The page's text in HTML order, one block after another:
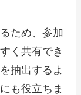
ため、参加
く共有でき
抽出するよ
も役立ちま